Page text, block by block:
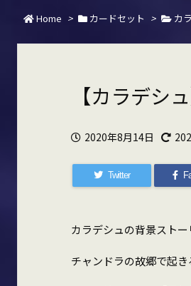
Home > カードセット > カ
【カラデシ
2020年8月14日
Twitter
カラデシュの背景ストー
チャンドラの故郷で起